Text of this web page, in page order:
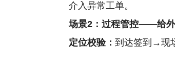
介入异常工单。
场景2：过程管控——给外
定位校验：到达签到→现